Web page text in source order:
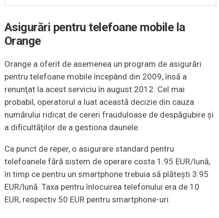
Asigurări pentru telefoane mobile la
Orange
Orange a oferit de asemenea un program de asigurări
pentru telefoane mobile începând din 2009, însă a
renunţat la acest serviciu în august 2012. Cel mai
probabil, operatorul a luat această decizie din cauza
numărului ridicat de cereri frauduloase de despăgubire şi
a dificultăţilor de a gestiona daunele.
Ca punct de reper, o asigurare standard pentru
telefoanele fără sistem de operare costa 1.95 EUR/lună,
în timp ce pentru un smartphone trebuia să plăteşti 3.95
EUR/lună. Taxa pentru înlocuirea telefonului era de 10
EUR, respectiv 50 EUR pentru smartphone-uri.